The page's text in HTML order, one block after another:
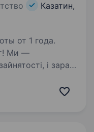
Казатин,
от 1 года.
і зараз
свої